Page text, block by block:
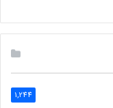
1,244